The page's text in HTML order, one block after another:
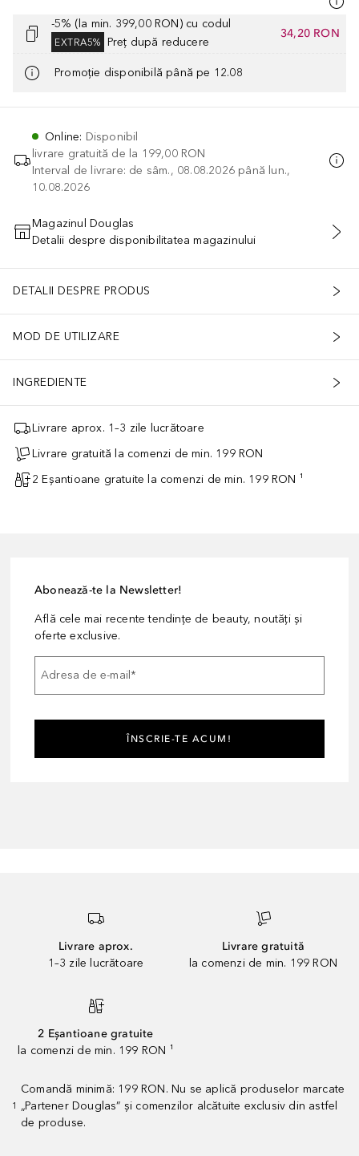
-5% (la min. 399,00 RON) cu codul
EXTRA5% Preț după reducere
34,20 RON
Promoție disponibilă până pe 12.08
Online: Disponibil
livrare gratuită de la 199,00 RON
Interval de livrare: de sâm., 08.08.2026 până lun.,
10.08.2026
ADĂUGAȚI ÎN COŞ
Magazinul Douglas
Detalii despre disponibilitatea magazinului
DETALII DESPRE PRODUS
MOD DE UTILIZARE
INGREDIENTE
Livrare aprox. 1–3 zile lucrătoare
Livrare gratuită la comenzi de min. 199 RON
2 Eșantioane gratuite la comenzi de min. 199 RON ¹
Abonează-te la Newsletter!
Află cele mai recente tendințe de beauty, noutăți și
oferte exclusive.
Adresa de e-mail*
ÎNSCRIE-TE ACUM!
Livrare aprox.
1–3 zile lucrătoare
Livrare gratuită
la comenzi de min. 199 RON
2 Eșantioane gratuite
la comenzi de min. 199 RON ¹
1
Comandă minimă: 199 RON. Nu se aplică produselor marcate
„Partener Douglas” și comenzilor alcătuite exclusiv din astfel
de produse.